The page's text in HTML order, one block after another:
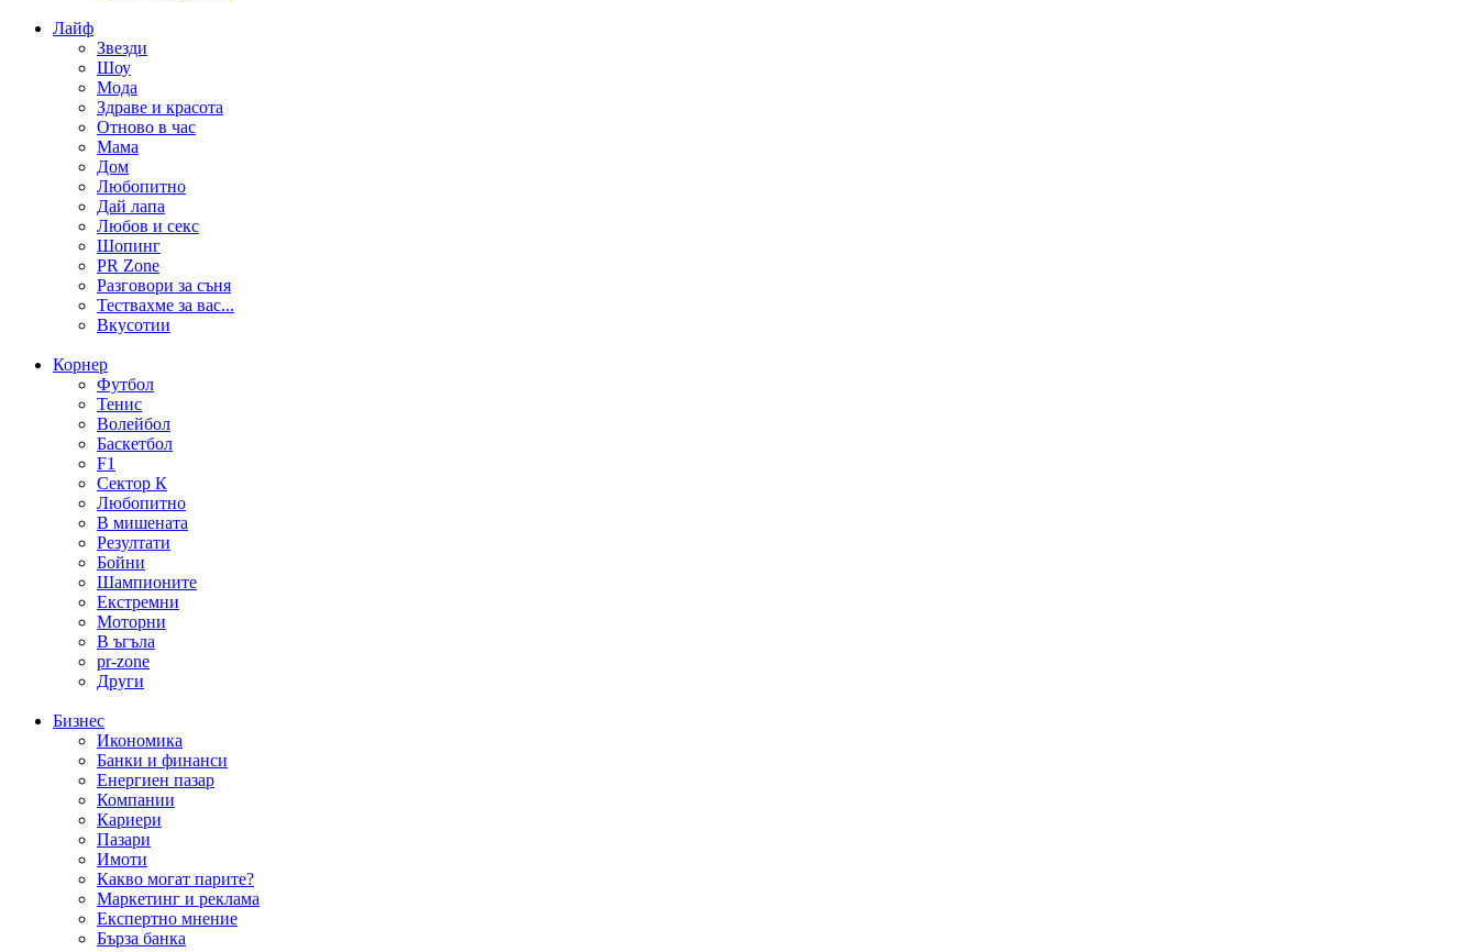
Лайф
Звезди
Шоу
Мода
Здраве и красота
Отново в час
Мама
Дом
Любопитно
Дай лапа
Любов и секс
Шопинг
PR Zone
Разговори за съня
Тествахме за вас...
Вкусотии
Корнер
Футбол
Тенис
Волейбол
Баскетбол
F1
Сектор К
Любопитно
В мишената
Резултати
Бойни
Шампионите
Екстремни
Моторни
В ъгъла
pr-zone
Други
Бизнес
Икономика
Банки и финанси
Енергиен пазар
Компании
Кариери
Пазари
Имоти
Какво могат парите?
Маркетинг и реклама
Експертно мнение
Бърза банка